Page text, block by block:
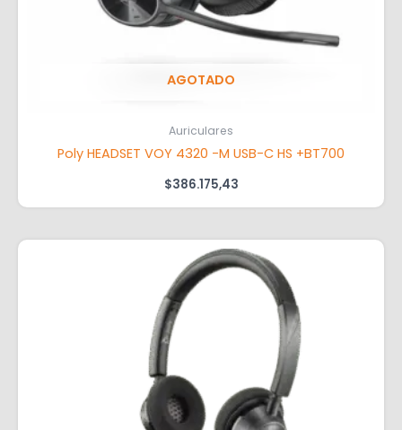
AGOTADO
Auriculares
Poly HEADSET VOY 4320 -M USB-C HS +BT700
$386.175,43